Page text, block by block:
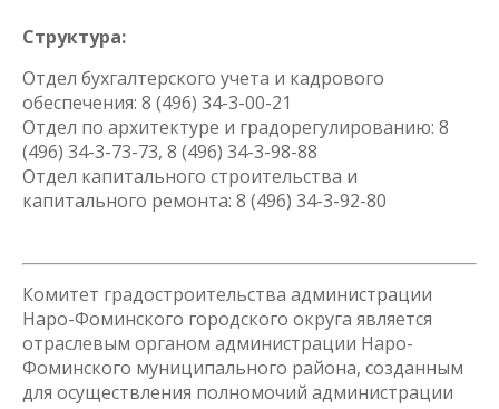
Структура:
Отдел бухгалтерского учета и кадрового
обеспечения: 8 (496) 34-3-00-21
Отдел по архитектуре и градорегулированию: 8
(496) 34-3-73-73, 8 (496) 34-3-98-88
Отдел капитального строительства и
капитального ремонта: 8 (496) 34-3-92-80
Комитет градостроительства администрации
Наро-Фоминского городского округа является
отраслевым органом администрации Наро-
Фоминского муниципального района, созданным
для осуществления полномочий администрации